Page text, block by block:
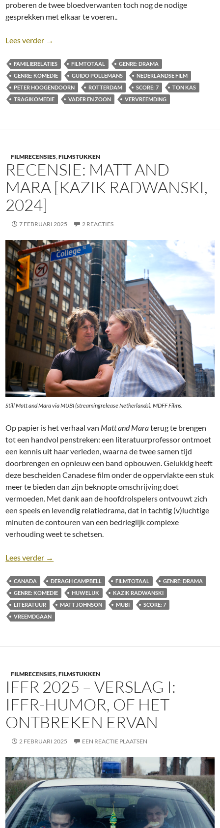
proberen de twee bloedverwanten toch nog de nodige
gesprekken met elkaar te voeren..
Lees verder Recensie: Drie Dagen Vis [Peter Hoogendoorn,
→
FAMILIERELATIES FILMTOTAAL
GENRE: DRAMA
GENRE: KOMEDIE
GUIDO POLLEMANS
NEDERLANDSE FILM
PETER HOOGENDOORN
ROTTERDAM SCORE: 7
TON KAS
TRAGIKOMEDIE
VADER EN ZOON VERVREEMDING
FILMRECENSIES,FILMSTUKKEN
RECENSIE: MATT AND
MARA [KAZIK RADWANSKI,
2024]
7 FEBRUARI 2025 2 REACTIES
Still Matt and Mara via MUBI (streamingrelease Netherlands). MDFF Films.
Op papier is het verhaal van Matt and Maraterug te brengen
tot een handvol penstreken: een literatuurprofessor ontmoet
een kennis uit haar verleden, waarna de twee samen tijd
doorbrengen en opnieuw een band opbouwen. Gelukkig heeft
deze bescheiden Canadese film onder de oppervlakte een stuk
meer te bieden dan zijn beknopte omschrijving doet
vermoeden. Met dank aan de hoofdrolspelers ontvouwt zich
een speels en levendig relatiedrama, dat in tachtig (v)luchtige
minuten de contouren van een bedrieglijk complexe
verhouding weet te schetsen.
Lees verder Recensie: Matt and Mara [Kazik Radwanski, 2024]
→
CANADA DERAGH CAMPBELL FILMTOTAAL
GENRE: DRAMA
GENRE: KOMEDIE
HUWELIJK
KAZIK RADWANSKI
LITERATUUR
MATT JOHNSON MUBI
SCORE: 7
VREEMDGAAN
FILMRECENSIES,FILMSTUKKEN
IFFR 2025 – VERSLAG I:
IFFR-HUMOR, OF HET
ONTBREKEN ERVAN
2 FEBRUARI 2025 EEN REACTIE PLAATSEN